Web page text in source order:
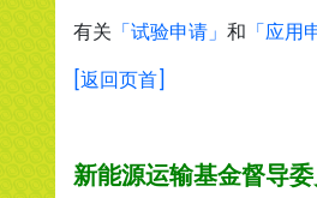
有关 「试验申请」 和 「应用
[返回页首]
新能源运输基金督导